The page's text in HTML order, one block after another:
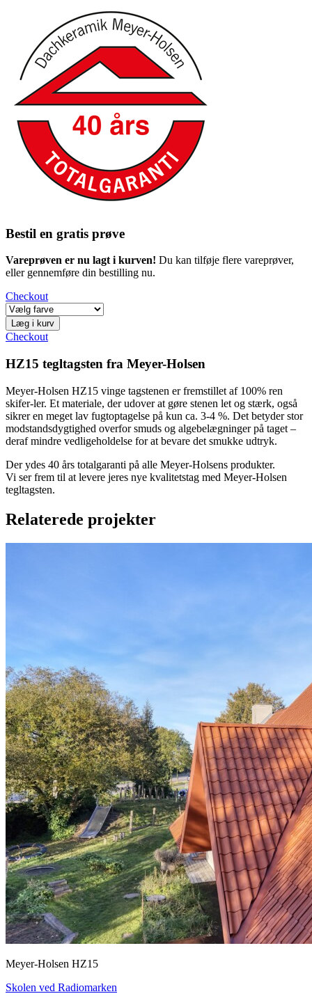
Bestil en gratis prøve
Vareprøven er nu lagt i kurven! Du kan tilføje flere vareprøver,
eller gennemføre din bestilling nu.
Checkout
Læg i kurv
Checkout
HZ15 tegltagsten fra Meyer-Holsen
Meyer-Holsen HZ15 vinge tagstenen er fremstillet af 100% ren
skifer-ler. Et materiale, der udover at gøre stenen let og stærk, også
sikrer en meget lav fugtoptagelse på kun ca. 3-4 %. Det betyder stor
modstandsdygtighed overfor smuds og algebelægninger på taget –
deraf mindre vedligeholdelse for at bevare det smukke udtryk.
Der ydes 40 års totalgaranti på alle Meyer-Holsens produkter.
Vi ser frem til at levere jeres nye kvalitetstag med Meyer-Holsen
tegltagsten.
Relaterede projekter
Meyer-Holsen HZ15
Skolen ved Radiomarken